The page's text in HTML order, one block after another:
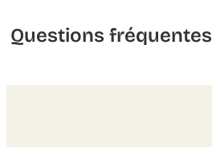
Questions fréquentes